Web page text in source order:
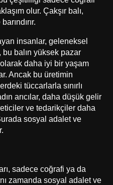
olur. Çakşır balı,
insanlar, geleneksel
balın yüksek pazar
daha iyi bir yaşam
Ancak bu üretimin
tüccarlarla sınırlı
arıcılar, daha düşük gelir
ve tedarikçiler daha
sosyal adalet ve
sadece coğrafi ya da
zamanda sosyal adalet ve